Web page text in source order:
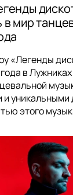
в мир
«Легенды
в
и уникальными
этого